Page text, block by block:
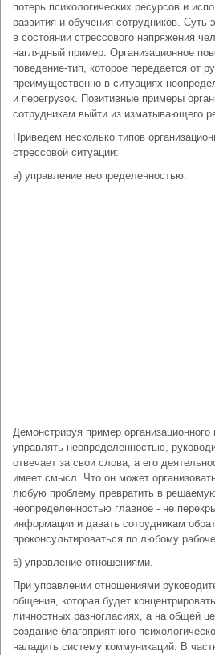
потерь психологических ресурсов и
развития и обучения сотрудников. Суть
в состоянии стрессового напряжения
наглядный пример. Организационное
поведение-тип, которое передается от
преимущественно в ситуациях
и перегрузок. Позитивные примеры
сотрудникам выйти из изматывающего
Приведем несколько типов
стрессовой ситуации:
а) управление неопределенностью.
Демонстрируя пример
управлять неопределенностью,
отвечает за свои слова, а его
имеет смысл. Что он может
любую проблему превратить в
неопределенностью главное - не
информации и давать сотрудникам
проконсультироваться по любому
б) управление отношениями.
При управлении отношениями
общения, которая будет
личностных разногласиях, а на общей
создание благоприятного
наладить систему коммуникаций. В